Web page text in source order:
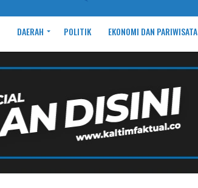
DAERAH POLITIK EKONOMI DAN PARIWISATA